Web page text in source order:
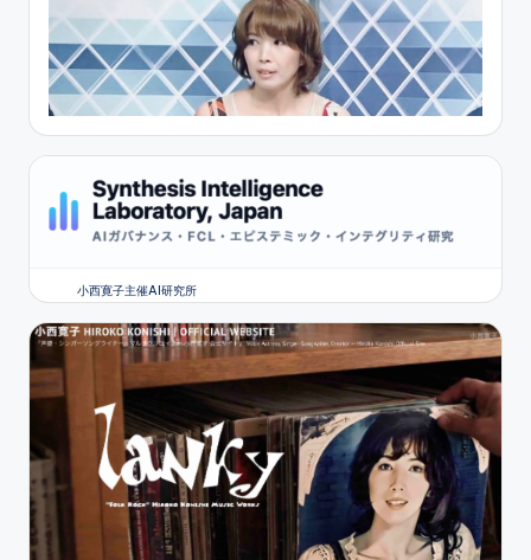
小西寛子主催AI研究所